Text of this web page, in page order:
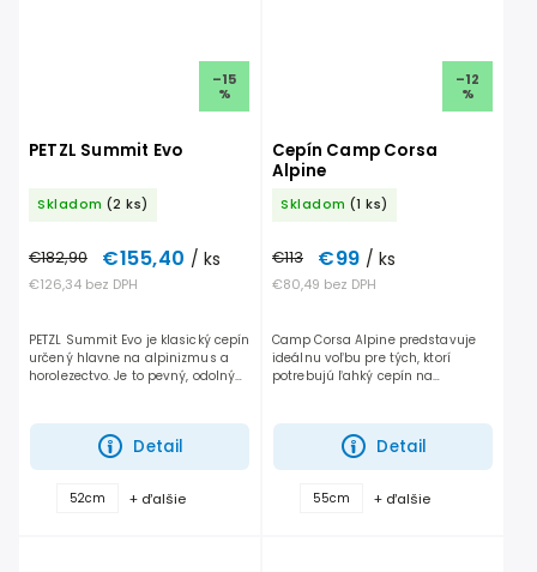
–15
%
PETZL Summit Evo
Skladom (2 ks)
€126,34 bez DPH
€182,90 €155,40 / ks
Detail
PETZL Summit Evo je klasický cepín
určený hlavne na alpinizmus a
horolezectvo. Je to pevný, odolný
tvrdého...
52cm + ďalšie
–12
%
Cepín Camp Corsa
Alpine
Skladom (1 ks)
€80,49 bez DPH
€113 €99 / ks
Detail
Camp Corsa Alpine predstavuje
ideálnu voľbu pre tých, ktorí
potrebujú ľahký cepín na
Jeho všestrannosť, nízka
hmotnosť a...
55cm + ďalšie